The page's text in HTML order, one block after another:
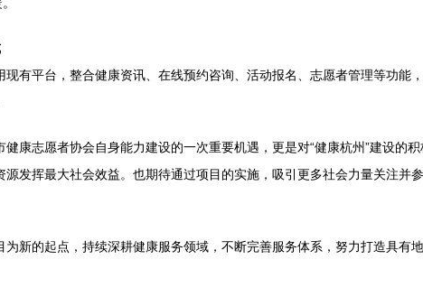
有平台，整合健康资讯、在线预约咨询、活动报名、志愿者管理等功
康志愿者协会自身能力建设的一次重要机遇，更是对“健康杭州”建设的
发挥最大社会效益。也期待通过项目的实施，吸引更多社会力量关注并
新的起点，持续深耕健康服务领域，不断完善服务体系，努力打造具